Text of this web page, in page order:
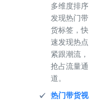
多维度排序
发现热门带
货标签，快
速发现热点
紧跟潮流，
抢占流量通
道。
热门带货视